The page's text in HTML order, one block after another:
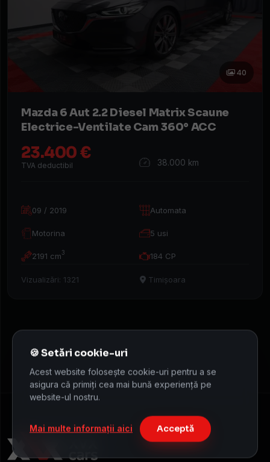
Rulaj
(KM)
Tracțiune
Cutie
Caută
mașina
40
Mazda 6 Aut 2.2 Diesel Matrix Scaune
Electrice-Ventilate Cam 360° ACC
23.400 €
TVA deductibil 38.000 km
09 / 2019 Automata
Motorina 5 usi
2191 cm3 184 CP
Vizualizări: 1321 Timișoara
Acest website folosește cookie-uri pentru a se
asigura că primiți cea mai bună experiență pe
website-ul nostru.
Mai multe informații aici Acceptă